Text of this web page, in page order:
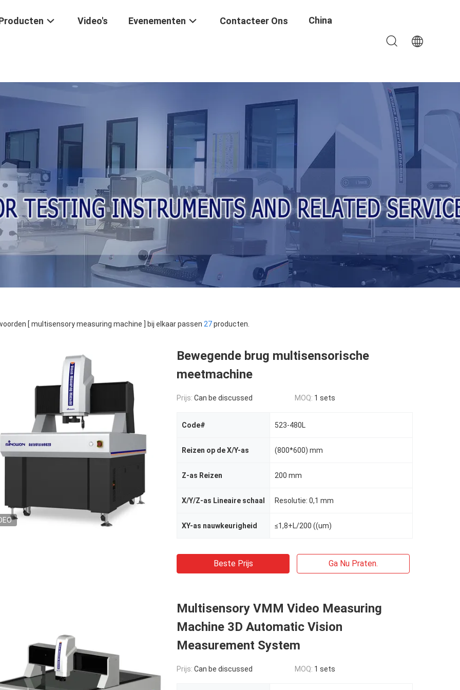
Video's Evenementen Contacteer Ons China
[ multisensory measuring machine ] bij elkaar passen 27producten.
Bewegende brug multisensorische
meetmachine
Prijs: Can be discussed MOQ: 1 sets
Code# 523-480L
Reizen op de X/Y-as (800*600) mm
Z-as Reizen 200 mm
X/Y/Z-as Lineaire schaal Resolutie: 0,1 mm
XY-as nauwkeurigheid ≤1,8+L/200 ((um)
Beste Prijs Ga Nu Praten.
Multisensory VMM Video Measuring
Machine 3D Automatic Vision
Measurement System
Prijs: Can be discussed MOQ: 1 sets